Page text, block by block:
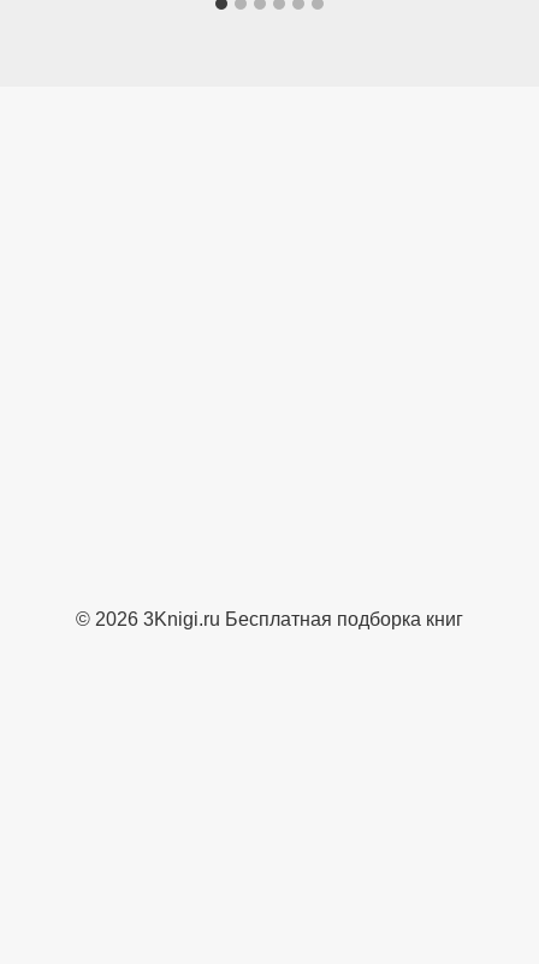
© 2026 3Knigi.ru Бесплатная подборка книг